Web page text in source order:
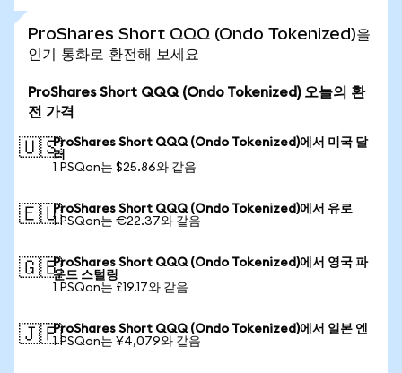
ProShares Short QQQ (Ondo Tokenized)을
인기 통화로 환전해 보세요
ProShares Short QQQ (Ondo Tokenized) 오늘의 환
전 가격
🇺🇸ProShares Short QQQ (Ondo Tokenized)에서 미국 달
러
1 PSQon는 $25.86와 같음
🇪🇺ProShares Short QQQ (Ondo Tokenized)에서 유로
1 PSQon는 €22.37와 같음
🇬🇧ProShares Short QQQ (Ondo Tokenized)에서 영국 파
운드 스털링
1 PSQon는 £19.17와 같음
🇯🇵ProShares Short QQQ (Ondo Tokenized)에서 일본 엔
1 PSQon는 ¥4,079와 같음